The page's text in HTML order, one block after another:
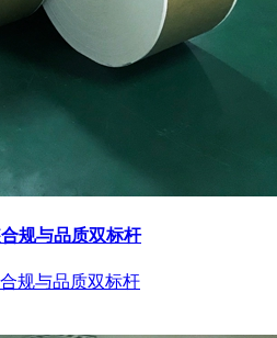
规与品质双标杆
规与品质双标杆